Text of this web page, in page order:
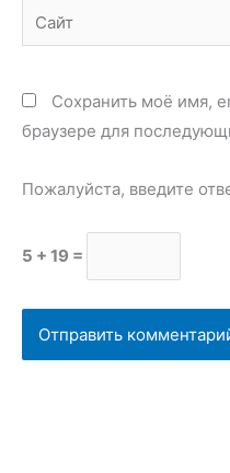
Сайт
Сохранить моё имя,
браузере для
Пожалуйста, введите
5 + 19 =